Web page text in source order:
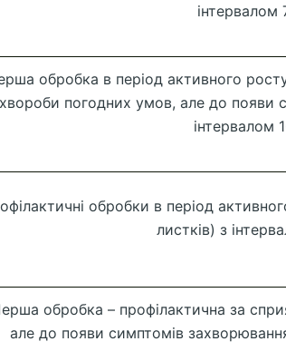
інтервалом
обробка в період активного
хвороби погодних умов, але до появи
інтервалом
обробки в період
листків) з
обробка – профілактична за
але до появи симптомів